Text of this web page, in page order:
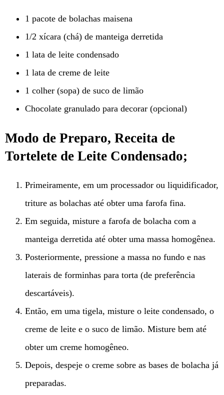
1 pacote de bolachas maisena
1/2 xícara (chá) de manteiga derretida
1 lata de leite condensado
1 lata de creme de leite
1 colher (sopa) de suco de limão
Chocolate granulado para decorar (opcional)
Modo de Preparo, Receita de
Tortelete de Leite Condensado;
Primeiramente, em um processador ou liquidificador,
triture as bolachas até obter uma farofa fina.
Em seguida, misture a farofa de bolacha com a
manteiga derretida até obter uma massa homogênea.
Posteriormente, pressione a massa no fundo e nas
laterais de forminhas para torta (de preferência
descartáveis).
Então, em uma tigela, misture o leite condensado, o
creme de leite e o suco de limão. Misture bem até
obter um creme homogêneo.
Depois, despeje o creme sobre as bases de bolacha já
preparadas.